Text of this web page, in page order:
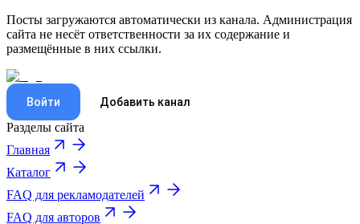
Посты загружаются автоматически из канала. Администрация
сайта не несёт ответственности за их содержание и
размещённые в них ссылки.
Войти Добавить канал
Разделы сайта
Главная
Каталог
FAQ для рекламодателей
FAQ для авторов